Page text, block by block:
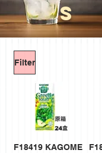
s
Filter
F18419 KAGOME